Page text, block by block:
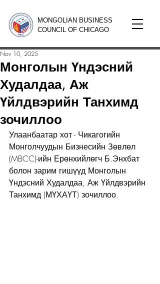
MONGOLIAN BUSINESS
COUNCIL OF CHICAGO
Монголын Үндэсний
Худалдаа, Аж
Үйлдвэрийн Танхимд
зочиллоо
Nov 10, 2025
Улаанбаатар хот - Чикагогийн
Монголчуудын Бизнесийн Зөвлөл
(MBCC)-ийн Ерөнхийлөгч Б.Энхбат
болон зарим гишүүд Монголын
Үндэсний Худалдаа, Аж Үйлдвэрийн
Танхимд (МҮХАҮТ) зочиллоо.